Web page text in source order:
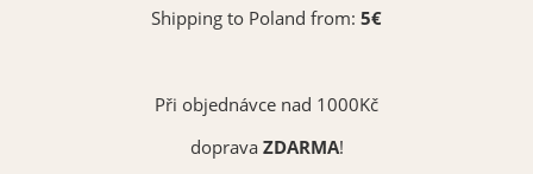
Shipping to Poland from: 5€
Při objednávce nad 1000Kč
dopravaZDARMA!